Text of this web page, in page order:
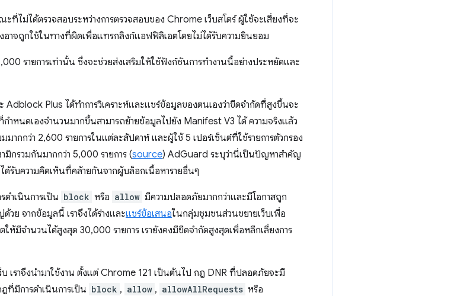
ไม่ได้ตรวจสอบระหว่างการตรวจสอบของ Chrome เว็บสโตร์ ผู้ใช้จะเสี่ยงที่จะ
าจถูกใช้ในทางที่ผิดเพื่อแทรกลิงก์แอฟฟิลิเอตโดยไม่ได้รับความยินยอม
รายการเท่านั้น ซึ่งจะช่วยส่งเสริมให้ใช้ฟังก์ชันการทำงานนี้อย่างประหยัดและ
Adblock Plus ได้ทําการวิเคราะห์และแชร์ข้อมูลของตนเองว่าขีดจํากัดที่สูงขึ้นจะ
หนดเองจํานวนมากขึ้นสามารถย้ายข้อมูลไปยัง Manifest V3 ได้ ความจริงแล้ว
มากกว่า 2,600 รายการในแต่ละสัปดาห์ และผู้ใช้ 5 เปอร์เซ็นต์ที่ใช้รายการตัวกรอง
กรวมกันมากกว่า 5,000 รายการ (source) AdGuard ระบุว่านี่เป็นปัญหาสำคัญ
ด้รับความคิดเห็นที่คล้ายกันจากผู้บล็อกเนื้อหารายอื่นๆ
ดำเนินการเป็น block หรือ allow มีความปลอดภัยมากกว่าและมีโอกาสถูก
ย จากข้อมูลนี้ เราจึงได้ร่างและแชร์ข้อเสนอในกลุ่มชุมชนส่วนขยายเว็บเพื่อ
ห้มีจำนวนได้สูงสุด 30,000 รายการ เรายังคงมีขีดจำกัดสูงสุดเพื่อหลีกเลี่ยงการ
เราจึงนำมาใช้งาน ตั้งแต่ Chrome 121 เป็นต้นไป กฎ DNR ที่ปลอดภัยจะมี
ฎที่มีการดำเนินการเป็น block , allow , allowAllRequests หรือ